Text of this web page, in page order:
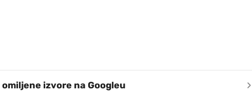
izvore na Googleu ›